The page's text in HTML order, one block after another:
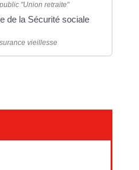
"Union retraite"
de la Sécurité sociale
vieillesse